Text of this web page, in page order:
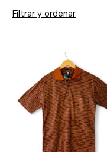
Filtrar y ordenar